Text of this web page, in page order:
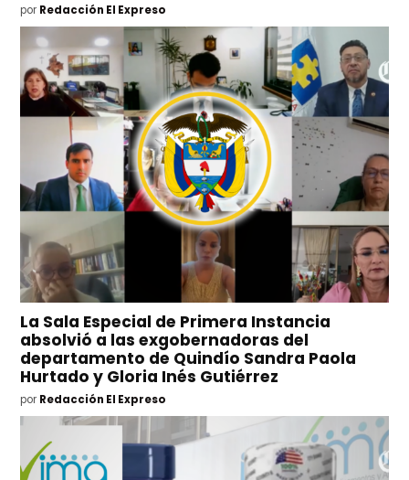
por Redacción El Expreso
La Sala Especial de Primera Instancia
absolvió a las exgobernadoras del
departamento de Quindío Sandra Paola
Hurtado y Gloria Inés Gutiérrez
por Redacción El Expreso